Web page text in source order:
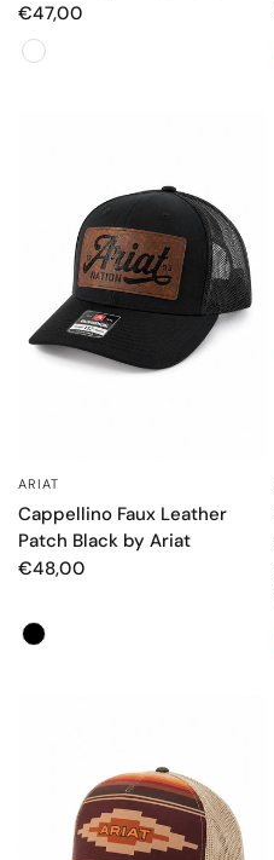
€47,00
Color
ARIAT
Cappellino Faux Leather
Patch Black by Ariat
€48,00
Color